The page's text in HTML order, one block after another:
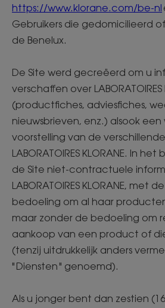
https://www.klorane.com/be-nl
Gebruikers die gedomicilieerd
de Benelux.
De Site werd gecreëerd om u
verschaffen over LABORATOIRES
(productfiches, adviesfiches,
nieuwsbrieven, enz.) alsook
voorstelling van de
LABORATOIRES KLORANE. In
de Site niet-contractuele
LABORATOIRES KLORANE, met
bedoeling om al haar
maar zonder de bedoeling om
aankoop van een product of
(tenzij uitdrukkelijk anders
" Diensten " genoemd).
Als u jonger bent dan zestien